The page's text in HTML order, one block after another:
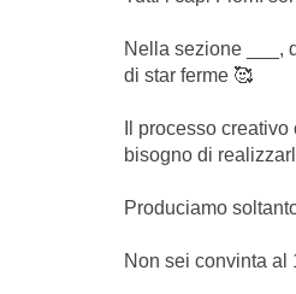
Nella sezione ___,
di star ferme 🥰
Il processo
bisogno di
Produciamo
Non sei convinta al